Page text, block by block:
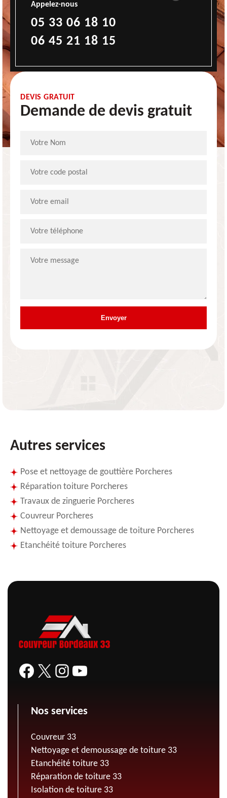
Appelez-nous
05 33 06 18 10
06 45 21 18 15
DEVIS GRATUIT
Demande de devis gratuit
Autres services
Pose et nettoyage de gouttière Porcheres
Réparation toiture Porcheres
Travaux de zinguerie Porcheres
Couvreur Porcheres
Nettoyage et demoussage de toiture Porcheres
Etanchéité toiture Porcheres
Nos services
Couvreur 33
Nettoyage et demoussage de toiture 33
Etanchéité toiture 33
Réparation de toiture 33
Isolation de toiture 33